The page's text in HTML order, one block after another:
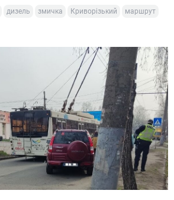
дизель змичка Криворізький
маршрут